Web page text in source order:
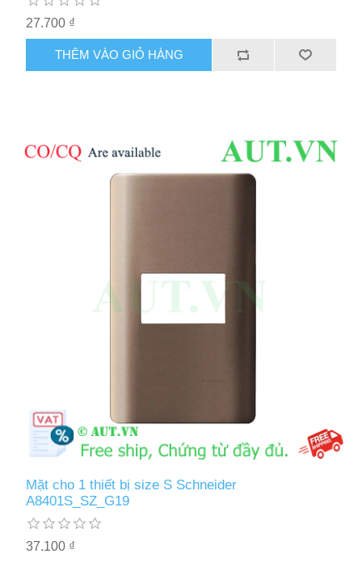
27.700 ₫
THÊM VÀO GIỎ HÀNG
Mặt cho 1 thiết bị size S Schneider
A8401S_SZ_G19
37.100 ₫